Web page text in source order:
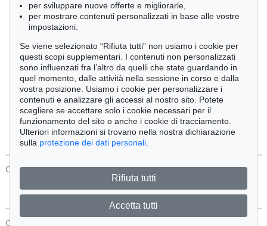
Ordine:
Tutti gli oggetti
Solo offerte attuali
Solo oggetti venduti
Cerca
CONTATTI Protezione Dei Dati
CONTATTI
per sviluppare nuove offerte e migliorarle,
per mostrare contenuti personalizzati in base alle vostre
impostazioni.
Se viene selezionato “Rifiuta tutti” non usiamo i cookie per
questi scopi supplementari. I contenuti non personalizzati
sono influenzati fra l’altro da quelli che state guardando in
quel momento, dalle attività nella sessione in corso e dalla
vostra posizione. Usiamo i cookie per personalizzare i
contenuti e analizzare gli accessi al nostro sito. Potete
scegliere se accettare solo i cookie necessari per il
funzionamento del sito o anche i cookie di tracciamento.
Ulteriori informazioni si trovano nella nostra dichiarazione
sulla protezione dei dati personali
Rifiuta tutti
Accetta tutti